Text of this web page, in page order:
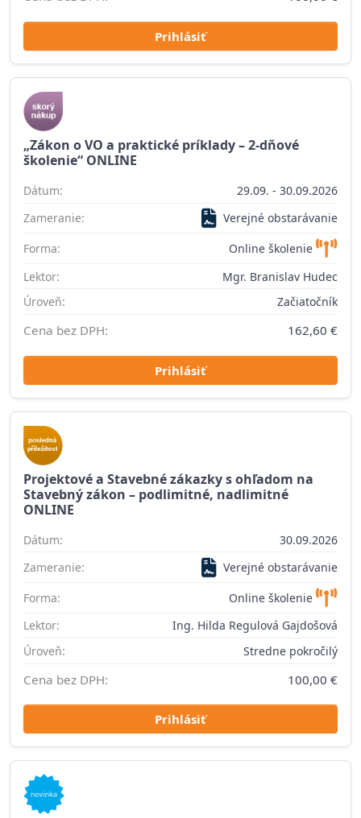
Prihlásiť
„Zákon o VO a praktické príklady – 2-dňové
školenie“ ONLINE
Dátum:
29.09. - 30.09.2026
Zameranie:
Verejné obstarávanie
Forma:
Online školenie
Lektor:
Mgr. Branislav Hudec
Úroveň:
Začiatočník
Cena bez DPH: 162,60 €
Prihlásiť
Projektové a Stavebné zákazky s ohľadom na
Stavebný zákon – podlimitné, nadlimitné
ONLINE
Dátum:
30.09.2026
Zameranie:
Verejné obstarávanie
Forma:
Online školenie
Lektor:
Ing. Hilda Regulová Gajdošová
Úroveň:
Stredne pokročilý
Cena bez DPH: 100,00 €
Prihlásiť